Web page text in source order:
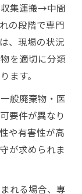
関連性を解
と特殊清掃
活かすか
法3原則の
法令遵守の
集運搬→中間
の段階で専門
、現場の状況
を適切に分類
ます。
般廃棄物・医
要件が異なり
や有害性が高
が求められま
れる場合、専